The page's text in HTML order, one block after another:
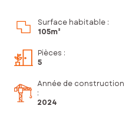
Surface habitable :
105m²
Pièces :
5
Année de construction
:
2024